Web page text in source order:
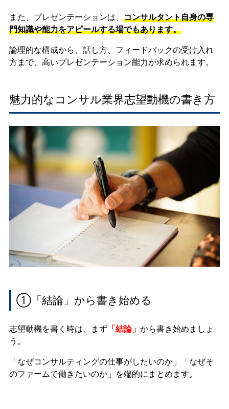
また、プレゼンテーションは、 コンサルタント自身の専
門知識や能力をアピールする場でもあります。
論理的な構成から、話し方、フィードバックの受け入れ
方まで、高いプレゼンテーション能力が求められます。
魅力的なコンサル業界志望動機の書き方
①「結論」から書き始める
志望動機を書く時は、まず「結論」 から書き始めましょ
う。
「なぜコンサルティングの仕事がしたいのか」「なぜそ
のファームで働きたいのか」を端的にまとめます。